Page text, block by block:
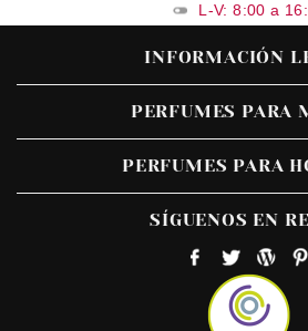
L-V: 8:00 a
INFORMACIÓN
PERFUMES PARA
PERFUMES PARA
SÍGUENOS EN